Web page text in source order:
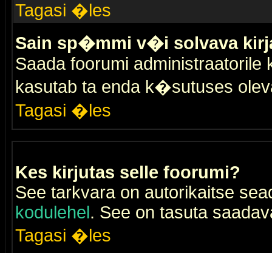
Tagasi �les
Sain sp�mmi v�i solvava
Saada foorumi
kasutab ta enda k�sutuses
Tagasi �les
Kes kirjutas selle foorumi?
See tarkvara on autorikaitse
kodulehel. See on tasuta
Tagasi �les